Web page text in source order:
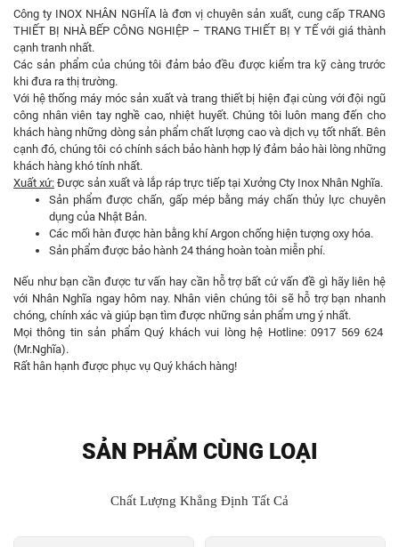
Công ty INOX NHÂN NGHĨA là đơn vị chuyên sản xuất, cung cấp TRANG
THIẾT BỊ NHÀ BẾP CÔNG NGHIỆP – TRANG THIẾT BỊ Y TẾ với giá thành
cạnh tranh nhất.
Các sản phẩm của chúng tôi đảm bảo đều được kiểm tra kỹ càng trước
khi đưa ra thị trường.
Với hệ thống máy móc sản xuất và trang thiết bị hiện đại cùng với đội ngũ
công nhân viên tay nghề cao, nhiệt huyết. Chúng tôi luôn mang đến cho
khách hàng những dòng sản phẩm chất lượng cao và dịch vụ tốt nhất. Bên
cạnh đó, chúng tôi có chính sách bảo hành hợp lý đảm bảo hài lòng những
khách hàng khó tính nhất.
Xuất xứ: Được sản xuất và lắp ráp trực tiếp tại Xưởng Cty Inox Nhân Nghĩa.
Sản phẩm được chấn, gấp mép bằng máy chấn thủy lực chuyên
dụng của Nhật Bản.
Các mối hàn được hàn bằng khí Argon chống hiện tượng oxy hóa.
Sản phẩm được bảo hành 24 tháng hoàn toàn miễn phí.
Nếu như bạn cần được tư vấn hay cần hỗ trợ bất cứ vấn đề gì hãy liên hệ
với Nhân Nghĩa ngay hôm nay. Nhân viên chúng tôi sẽ hỗ trợ bạn nhanh
chóng, chính xác và giúp bạn tìm được những sản phẩm ưng ý nhất.
Mọi thông tin sản phẩm Quý khách vui lòng hệ Hotline: 0917 569 624
(Mr.Nghĩa).
Rất hân hạnh được phục vụ Quý khách hàng!­
SẢN PHẨM CÙNG LOẠI
Chất Lượng Khẳng Định Tất Cả